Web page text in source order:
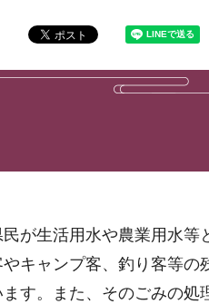
が生活用水や農業用水等
キャンプ客、釣り客等の
す。また、そのごみの処